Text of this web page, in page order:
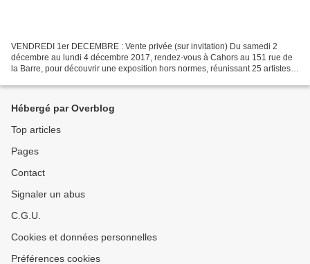
VENDREDI 1er DECEMBRE : Vente privée (sur invitation) Du samedi 2
décembre au lundi 4 décembre 2017, rendez-vous à Cahors au 151 rue de
la Barre, pour découvrir une exposition hors normes, réunissant 25 artistes à
Hébergé par Overblog
Top articles
Pages
Contact
Signaler un abus
C.G.U.
Cookies et données personnelles
Préférences cookies